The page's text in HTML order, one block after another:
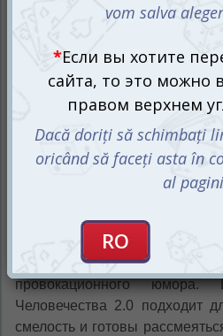
Эта версия игры не
17 лет или тех, кто
провокационного
Человечества 2.0 подходит
смелость и готовы